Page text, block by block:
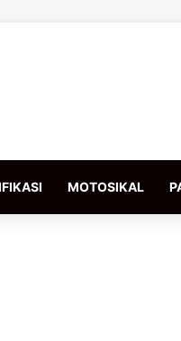
MOTOSIKAL